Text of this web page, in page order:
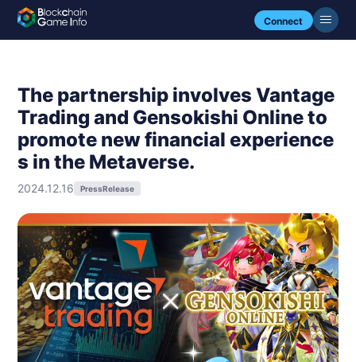
Connect
The partnership involves Vantage
Trading and Gensokishi Online to
promote new financial experience
s in the Metaverse.
2024.12.16 PressRelease